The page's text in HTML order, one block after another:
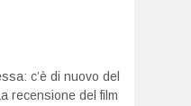
c’è di nuovo del
recensione del film